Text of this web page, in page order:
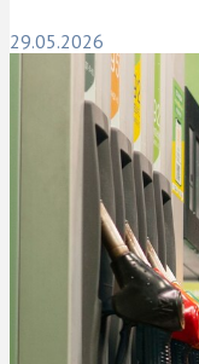
29.05.2026